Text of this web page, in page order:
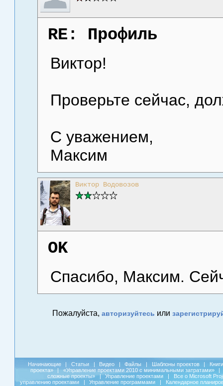
RE: Профиль
Виктор!
Проверьте сейчас,
С уважением,
Максим
Виктор Водовозов
OK
Спасибо, Максим.
Пожалуйста, авторизуйтесь или
Начинающие | Статьи | Видео | Файлы | Шаблоны проектов |
Книги
проекта»
| «Управление проектами 2010 с минимальными затратами»
|
сложные проекты»
| Управление проектами |
Все о Microsoft
управлению проектами
| Управление программами |
Календарное